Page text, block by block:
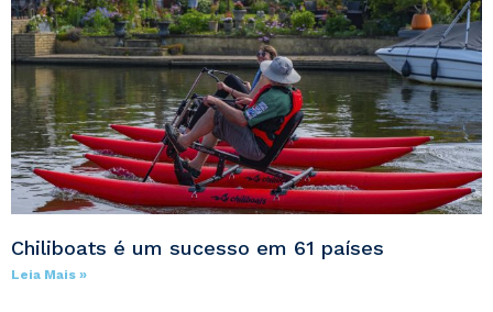
Chiliboats é um sucesso em 61 países
Leia Mais »